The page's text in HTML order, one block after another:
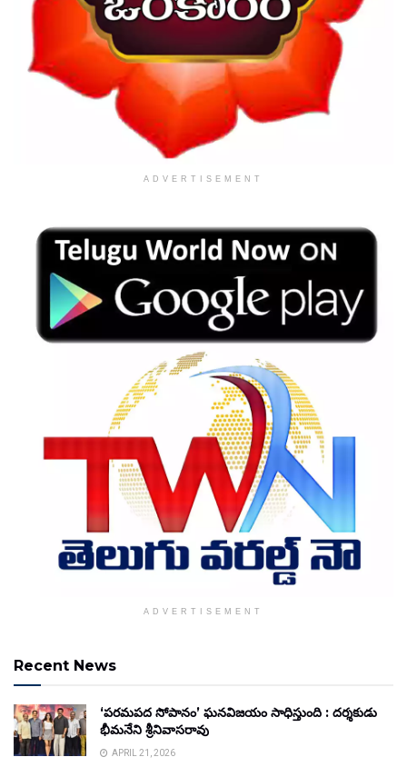
ADVERTISEMENT
ADVERTISEMENT
Recent News
‘పరమపద సోపానం’ ఘనవిజయం సాధిస్తుంది : దర్శకుడు
భీమనేని శ్రీనివాసరావు
APRIL 21, 2026